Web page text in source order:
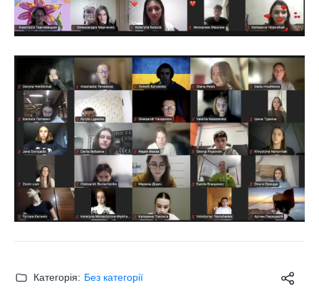
Категорія: Без категорії